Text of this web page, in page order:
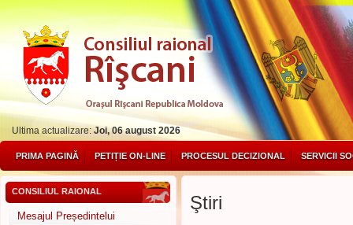
Ultima actualizare:Joi, 06 august 2026
PRIMA PAGINĂ PETIȚIE ON-LINE PROCESUL DECIZIONAL SERVICII
CONSILIUL RAIONAL
Mesajul Președintelui
Ştiri